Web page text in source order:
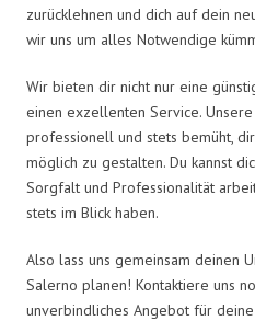
zurücklehnen und dich auf dein
wir uns um alles Notwendige
Wir bieten dir nicht nur eine
einen exzellenten Service.
professionell und stets bemüht,
möglich zu gestalten. Du kannst
Sorgfalt und Professionalität
stets im Blick haben.
Also lass uns gemeinsam deinen
Salerno planen! Kontaktiere uns
unverbindliches Angebot für